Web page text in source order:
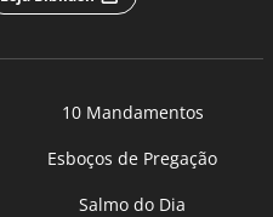
10 Mandamentos
Esboços de Pregação
Salmo do Dia